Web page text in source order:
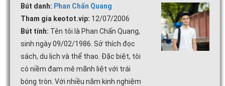
Bút danh: Phan Chấn Quang
Tham gia keotot.vip: 12/07/2006
Bút tính: Tên tôi là Phan Chấn Quang,
sinh ngày 09/02/1986. Sở thích đọc
sách, du lịch và thể thao. Đặc biệt, tôi
có niềm đam mê mãnh liệt với trái
bóng tròn. Với nhiều năm kinh nghiệm